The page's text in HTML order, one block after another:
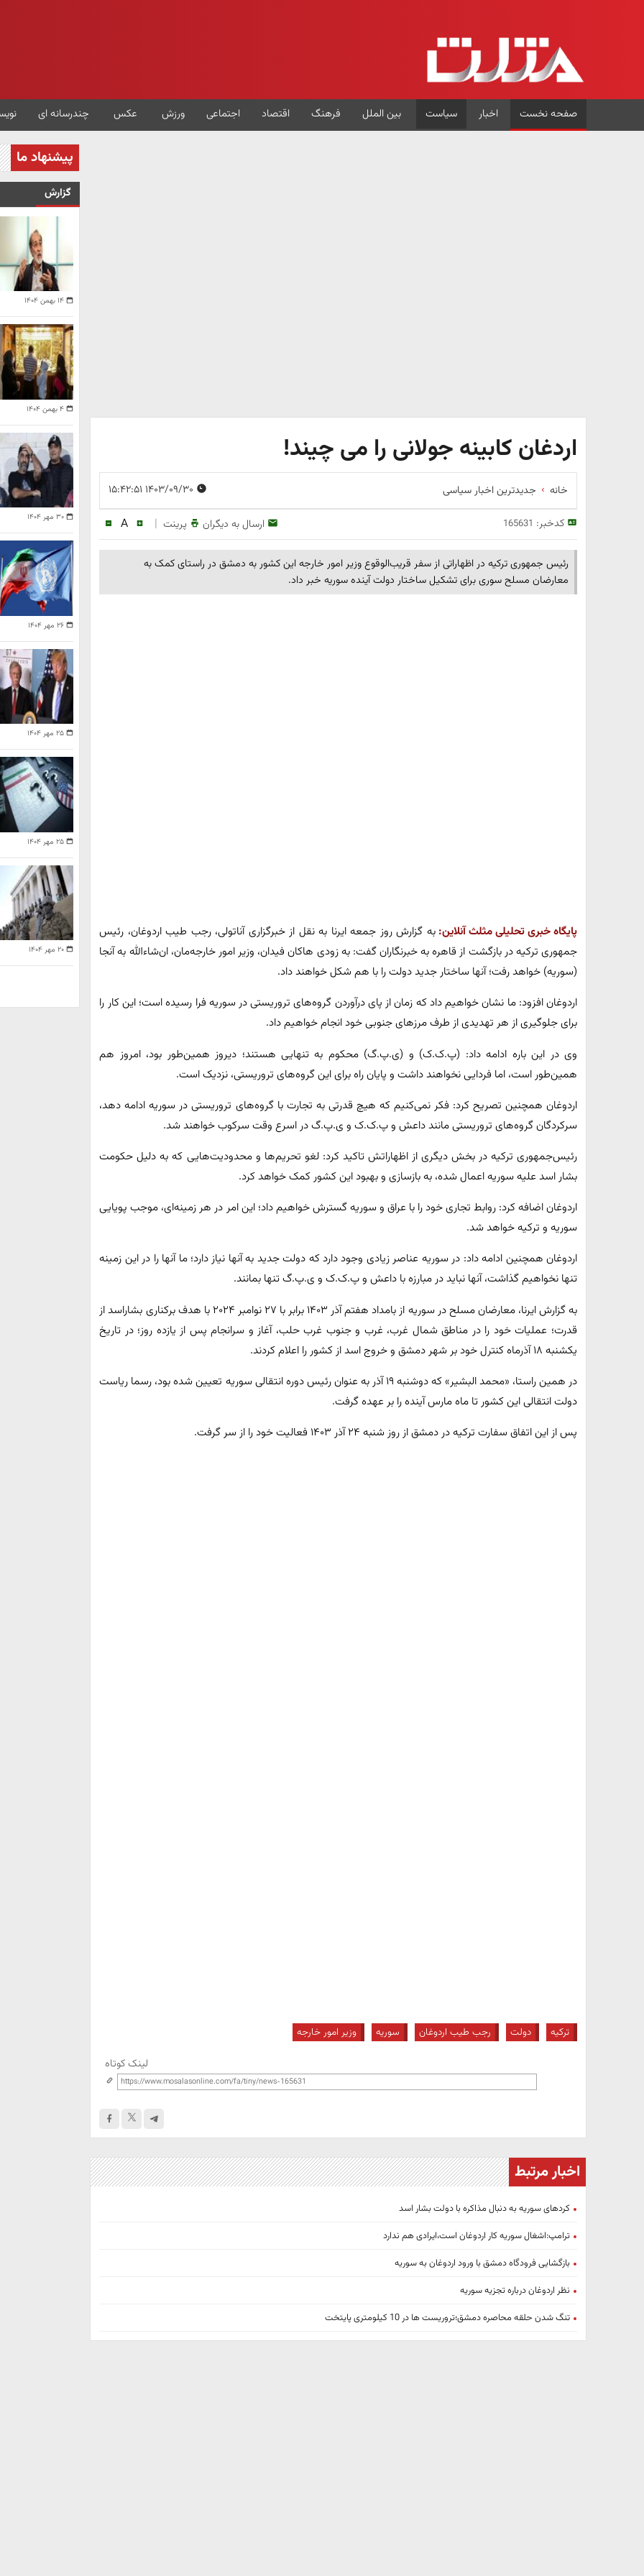
صفحه نخست اخبار سیاست بین الملل فرهنگ اقتصاد اجتماعی ورزش عکس چندرسانه ای
اردغان کابینه جولانی را می چیند!
خانه جدیدترین اخبار سیاسی
کدخبر: 165631 ارسال به دیگران پرینت |
A
رئیس جمهوری ترکیه در اظهاراتی از سفر قریب‌الوقوع وزیر امور خارجه این کشور به دمشق در راستای کمک به
معارضان مسلح سوری برای تشکیل ساختار دولت آینده سوریه خبر داد.
پایگاه خبری تحلیلی مثلث آنلاین: به گزارش روز جمعه ایرنا به نقل از خبرگزاری آناتولی، رجب طیب اردوغان، رئیس
جمهوری ترکیه در بازگشت از قاهره به خبرنگاران گفت: به زودی هاکان فیدان، وزیر امور خارجه‌مان، ان‌شاءالله به آنجا
(سوریه) خواهد رفت؛ آنها ساختار جدید دولت را با هم شکل خواهند داد.
اردوغان افزود: ما نشان خواهیم داد که زمان از پای درآوردن گروه‌های تروریستی در سوریه فرا رسیده است؛ این کار را
برای جلوگیری از هر تهدیدی از طرف مرزهای جنوبی خود انجام خواهیم داد.
وی در این باره ادامه داد: (پ.ک.ک) و (ی.پ.گ) محکوم به تنهایی هستند؛ دیروز همین‌طور بود، امروز هم
همین‌طور است، اما فردایی نخواهند داشت و پایان راه برای این گروه‌های تروریستی، نزدیک است.
اردوغان همچنین تصریح کرد: فکر نمی‌کنیم که هیچ قدرتی به تجارت با گروه‌های تروریستی در سوریه ادامه دهد،
سرکردگان گروه‌های تروریستی مانند داعش و پ.ک.ک و ی.پ.گ در اسرع وقت سرکوب خواهند شد.
رئیس‌جمهوری ترکیه در بخش دیگری از اظهاراتش تاکید کرد: لغو تحریم‌ها و محدودیت‌هایی که به دلیل حکومت
بشار اسد علیه سوریه اعمال شده، به بازسازی و بهبود این کشور کمک خواهد کرد.
اردوغان اضافه کرد: روابط تجاری خود را با عراق و سوریه گسترش خواهیم داد؛ این امر در هر زمینه‌ای، موجب پویایی
سوریه و ترکیه خواهد شد.
اردوغان همچنین ادامه داد: در سوریه عناصر زیادی وجود دارد که دولت جدید به آنها نیاز دارد؛ ما آنها را در این زمینه
تنها نخواهیم گذاشت، آنها نباید در مبارزه با داعش و پ.ک.ک و ی.پ.گ تنها بمانند.
به گزارش ایرنا، معارضان مسلح در سوریه از بامداد هفتم آذر ۱۴۰۳ برابر با ۲۷ نوامبر ۲۰۲۴ با هدف برکناری بشاراسد از
قدرت؛ عملیات خود را در مناطق شمال غرب، غرب و جنوب غرب حلب، آغاز و سرانجام پس از یازده روز؛ در تاریخ
یکشنبه ۱۸ آذرماه کنترل خود بر شهر دمشق و خروج اسد از کشور را اعلام کردند.
در همین راستا، «محمد البشیر» که دوشنبه ۱۹ آذر به عنوان رئیس دوره انتقالی سوریه تعیین شده بود، رسما ریاست
دولت انتقالی این کشور تا ماه مارس آینده را بر عهده گرفت.
پس از این اتفاق سفارت ترکیه در دمشق از روز شنبه ۲۴ آذر ۱۴۰۳ فعالیت خود را از سر گرفت.
ترکیه دولت رجب طیب اردوغان سوریه وزیر امور خارجه
لینک کوتاه
اخبار مرتبط
کردهای سوریه به دنبال مذاکره با دولت بشار اسد
ترامپ:اشغال سوریه کار اردوغان است،ایرادی هم ندارد
بازگشایی فرودگاه دمشق با ورود اردوغان به سوریه
نظر اردوغان درباره تجزیه سوریه
تنگ شدن حلقه محاصره دمشق؛تروریست ها در 10 کیلومتری پایتخت
پیشنهاد ما
گزارش
۱۴ بهمن ۱۴۰۴
۴ بهمن ۱۴۰۴
۳۰ مهر ۱۴۰۴
۲۶ مهر ۱۴۰۴
۲۵ مهر ۱۴۰۴
۲۵ مهر ۱۴۰۴
۲۰ مهر ۱۴۰۴